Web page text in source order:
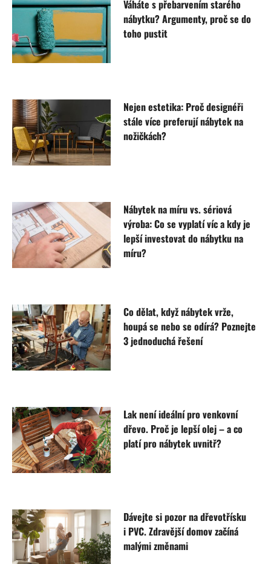
Váháte s přebarvením starého
nábytku? Argumenty, proč se do
toho pustit
Nejen estetika: Proč designéři
stále více preferují nábytek na
nožičkách?
Nábytek na míru vs. sériová
výroba: Co se vyplatí víc a kdy je
lepší investovat do nábytku na
míru?
Co dělat, když nábytek vrže,
houpá se nebo se odírá? Poznejte
3 jednoduchá řešení
Lak není ideální pro venkovní
dřevo. Proč je lepší olej – a co
platí pro nábytek uvnitř?
Dávejte si pozor na dřevotřísku
i PVC. Zdravější domov začíná
malými změnami